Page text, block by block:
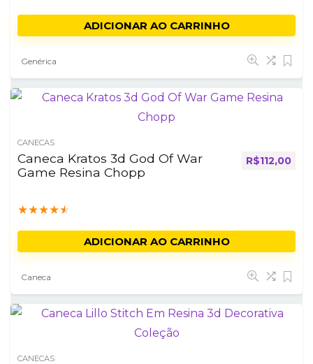
ADICIONAR AO CARRINHO
Genérica
CANECAS
Caneca Kratos 3d God Of War
Game Resina Chopp
★★★★★
R$112,00
ADICIONAR AO CARRINHO
Caneca
CANECAS